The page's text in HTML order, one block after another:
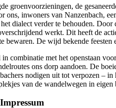
groenvoorzieningen, de
ons, inwoners van Nanzenbach,
dialect verder te behouden.
werkt. Dit heeft de
bewaren. De wijd bekende
combinatie met het openstaan
ons dorp aandoen. De
nodigen uit tot verpozen –
van de wandelwegen in eigen